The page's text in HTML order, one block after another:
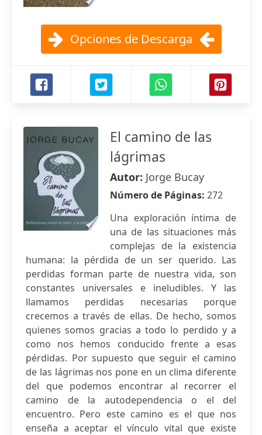
Opciones de Descarga
El camino de las
lágrimas
Autor: Jorge Bucay
Número de Páginas: 272
Una exploración íntima de
una de las situaciones más
complejas de la existencia
humana: la pérdida de un ser querido. Las
perdidas forman parte de nuestra vida, son
constantes universales e ineludibles. Y las
llamamos perdidas necesarias porque
crecemos a través de ellas. De hecho, somos
quienes somos gracias a todo lo perdido y a
como nos hemos conducido frente a esas
pérdidas. Por supuesto que seguir el camino
de las lágrimas nos pone en un clima diferente
del que podemos encontrar al recorrer el
camino de la autodependencia o el del
encuentro. Pero este camino es el que nos
enseña a aceptar el vínculo vital que existe